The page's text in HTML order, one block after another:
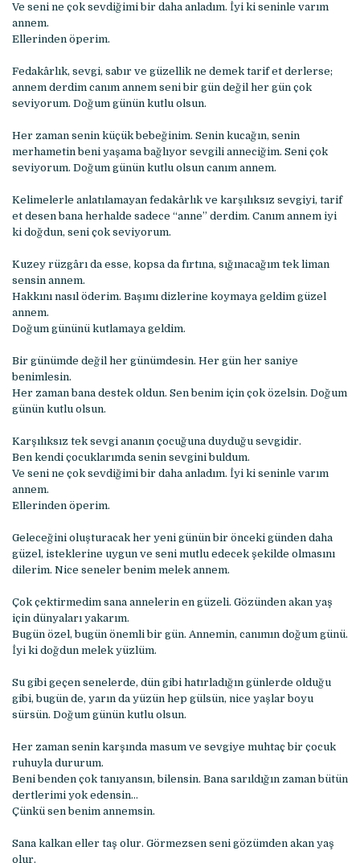
Ve seni ne çok sevdiğimi bir daha anladım. İyi ki seninle varım
annem.
Ellerinden öperim.
Fedakârlık, sevgi, sabır ve güzellik ne demek tarif et derlerse;
annem derdim canım annem seni bir gün değil her gün çok
seviyorum. Doğum günün kutlu olsun.
Her zaman senin küçük bebeğinim. Senin kucağın, senin
merhametin beni yaşama bağlıyor sevgili anneciğim. Seni çok
seviyorum. Doğum günün kutlu olsun canım annem.
Kelimelerle anlatılamayan fedakârlık ve karşılıksız sevgiyi, tarif
et desen bana herhalde sadece “anne” derdim. Canım annem iyi
ki doğdun, seni çok seviyorum.
Kuzey rüzgârı da esse, kopsa da fırtına, sığınacağım tek liman
sensin annem.
Hakkını nasıl öderim. Başımı dizlerine koymaya geldim güzel
annem.
Doğum gününü kutlamaya geldim.
Bir günümde değil her günümdesin. Her gün her saniye
benimlesin.
Her zaman bana destek oldun. Sen benim için çok özelsin. Doğum
günün kutlu olsun.
Karşılıksız tek sevgi ananın çocuğuna duyduğu sevgidir.
Ben kendi çocuklarımda senin sevgini buldum.
Ve seni ne çok sevdiğimi bir daha anladım. İyi ki seninle varım
annem.
Ellerinden öperim.
Geleceğini oluşturacak her yeni günün bir önceki günden daha
güzel, isteklerine uygun ve seni mutlu edecek şekilde olmasını
dilerim. Nice seneler benim melek annem.
Çok çektirmedim sana annelerin en güzeli. Gözünden akan yaş
için dünyaları yakarım.
Bugün özel, bugün önemli bir gün. Annemin, canımın doğum günü.
İyi ki doğdun melek yüzlüm.
Su gibi geçen senelerde, dün gibi hatırladığın günlerde olduğu
gibi, bugün de, yarın da yüzün hep gülsün, nice yaşlar boyu
sürsün. Doğum günün kutlu olsun.
Her zaman senin karşında masum ve sevgiye muhtaç bir çocuk
ruhuyla dururum.
Beni benden çok tanıyansın, bilensin. Bana sarıldığın zaman bütün
dertlerimi yok edensin…
Çünkü sen benim annemsin.
Sana kalkan eller taş olur. Görmezsen seni gözümden akan yaş
olur.